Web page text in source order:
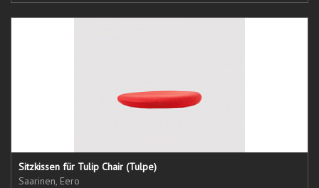
Sitzkissen für Tulip Chair (Tulpe)
Saarinen, Eero